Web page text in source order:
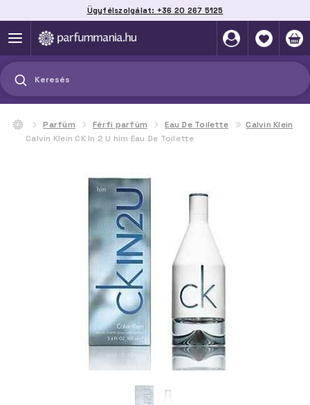
Ügyfélszolgálat: +36 20 267 5125
Keresés
Parfüm Férfi parfüm Eau De Toilette
Calvin Klein
Calvin Klein CK In 2 U him Eau De Toilette